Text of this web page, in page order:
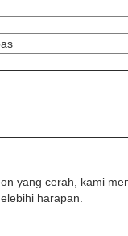
yang cerah, kami
harapan.